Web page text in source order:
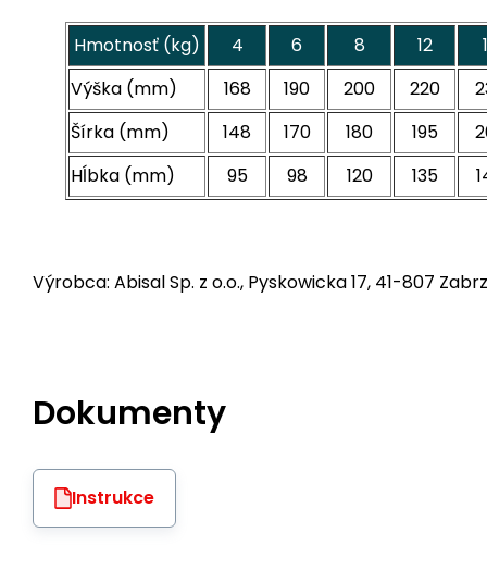
Hmotnosť (kg) 4 6 8 12
Výška (mm)
168 190 200 220
Šírka (mm)
148 170 180 195
Hĺbka (mm)
95 98 120 135
Výrobca: Abisal Sp. z o.o., Pyskowicka 17, 41-807
Dokumenty
Instrukce